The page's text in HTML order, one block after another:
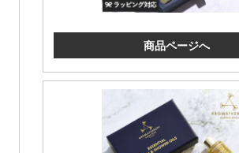
商品ページへ